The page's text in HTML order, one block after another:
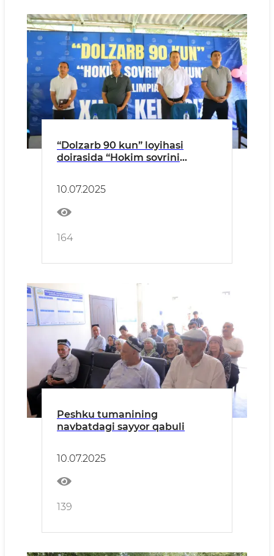
“Dolzarb 90 kun” loyihasi
doirasida “Hokim sovrini
10.07.2025
164
Peshku tumanining
navbatdagi sayyor qabuli
10.07.2025
139